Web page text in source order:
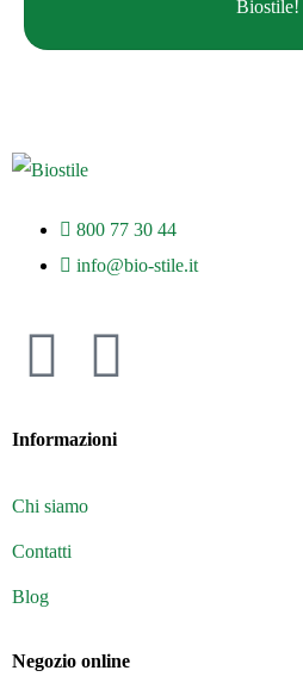
Biostile!
800 77 30 44
info@bio-stile.it
Informazioni
Chi siamo
Contatti
Blog
Negozio online